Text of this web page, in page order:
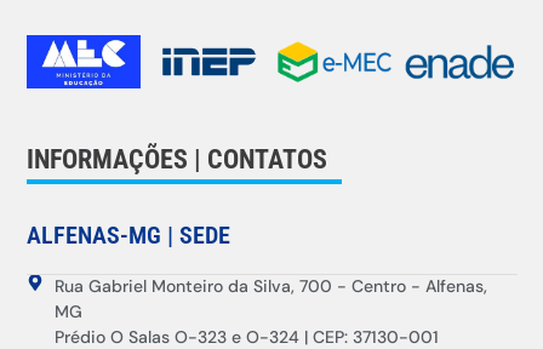
INFORMAÇÕES | CONTATOS
ALFENAS-MG | SEDE
Rua Gabriel Monteiro da Silva, 700 - Centro - Alfenas,
MG
Prédio O Salas O-323 e O-324 | CEP: 37130-001